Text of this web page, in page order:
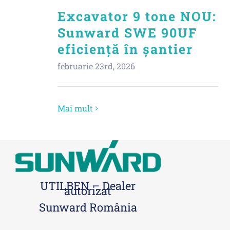
Excavator 9 tone NOU:
Sunward SWE 90UF
eficiență în șantier
februarie 23rd, 2026
Mai mult
UTILBEN – Dealer
autorizat
Sunward România